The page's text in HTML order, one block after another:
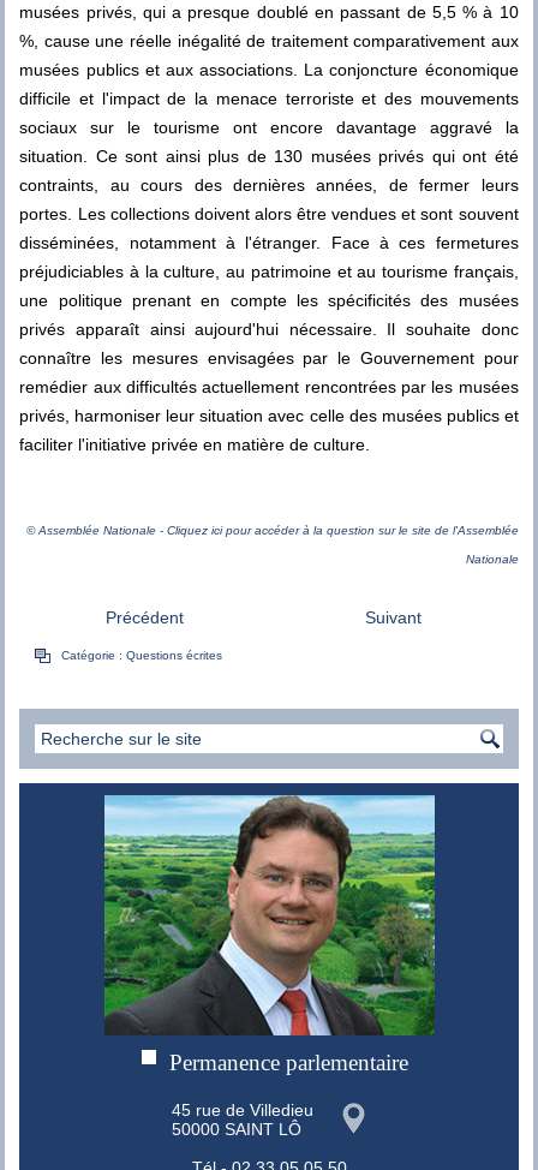
musées privés, qui a presque doublé en passant de 5,5 % à 10
%, cause une réelle inégalité de traitement comparativement aux
musées publics et aux associations. La conjoncture économique
difficile et l'impact de la menace terroriste et des mouvements
sociaux sur le tourisme ont encore davantage aggravé la
situation. Ce sont ainsi plus de 130 musées privés qui ont été
contraints, au cours des dernières années, de fermer leurs
portes. Les collections doivent alors être vendues et sont souvent
disséminées, notamment à l'étranger. Face à ces fermetures
préjudiciables à la culture, au patrimoine et au tourisme français,
une politique prenant en compte les spécificités des musées
privés apparaît ainsi aujourd'hui nécessaire. Il souhaite donc
connaître les mesures envisagées par le Gouvernement pour
remédier aux difficultés actuellement rencontrées par les musées
privés, harmoniser leur situation avec celle des musées publics et
faciliter l'initiative privée en matière de culture.
© Assemblée Nationale - Cliquez ici pour accéder à la question sur le site de l'Assemblée
Nationale
Précédent Suivant
Catégorie :Questions écrites
Permanence parlementaire
45 rue de Villedieu
50000 SAINT LÔ